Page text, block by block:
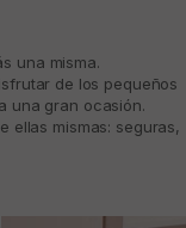
una misma.
de los pequeños
una gran ocasión.
ellas mismas: seguras,